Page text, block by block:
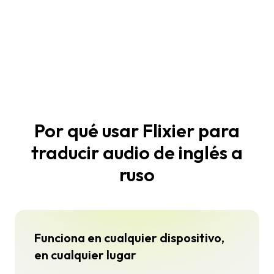
Por qué usar Flixier para
traducir audio de inglés a
ruso
Funciona en cualquier dispositivo,
en cualquier lugar